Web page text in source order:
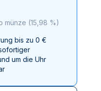
münze (15,98 %)
bis zu 0 €
um die Uhr